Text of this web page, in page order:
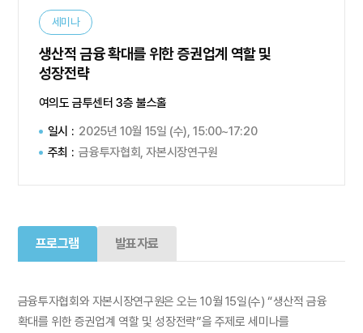
세미나
생산적 금융 확대를 위한 증권업계 역할 및
성장전략
여의도 금투센터 3층 불스홀
일시 : 2025년 10월 15일 (수), 15:00~17:20
주최 : 금융투자협회, 자본시장연구원
프로그램 발표자료
금융투자협회와 자본시장연구원은 오는 10월 15일(수) “생산적 금융
확대를 위한 증권업계 역할 및 성장전략”을 주제로 세미나를